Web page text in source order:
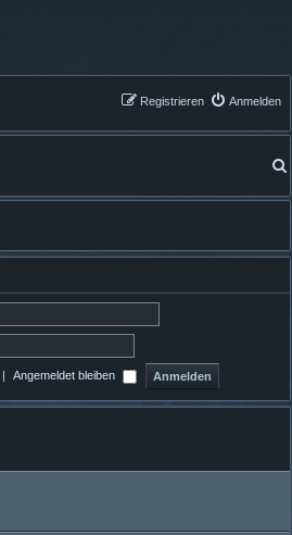
Anmelden
Registrieren
| Angemeldet bleiben